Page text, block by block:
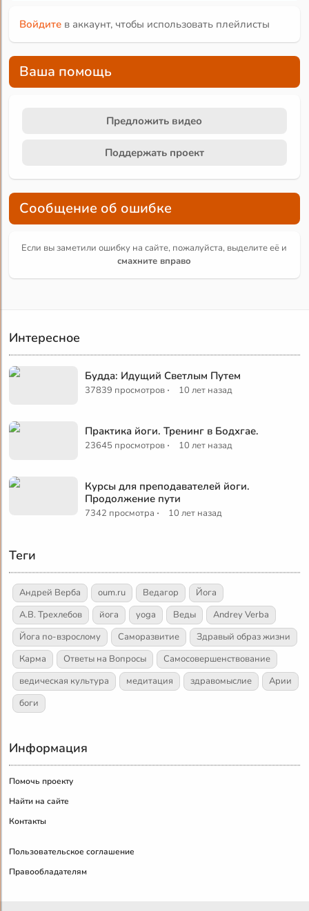
Войдите в аккаунт, чтобы использовать плейлисты
Ваша помощь
Предложить видео
Поддержать проект
Сообщение об ошибке
Если вы заметили ошибку на сайте, пожалуйста, выделите её и
смахните вправо
Интересное
Будда: Идущий Светлым Путем
37839 просмотров · 10 лет назад
Практика йоги. Тренинг в Бодхгае.
23645 просмотров · 10 лет назад
Курсы для преподавателей йоги.
Продолжение пути
7342 просмотра · 10 лет назад
Теги
Андрей Верба oum.ru Ведагор
Йога
А.В. Трехлебов
йога yoga Веды
Andrey Verba
Йога по-взрослому
Саморазвитие
Здравый образ жизни
Карма
Ответы на Вопросы
Самосовершенствование
ведическая культура
медитация здравомыслие
Арии
боги
Информация
Помочь проекту
Найти на сайте
Контакты
Пользовательское соглашение
Правообладателям